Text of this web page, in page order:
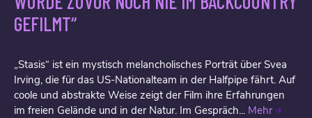
GEFILMT“
„Stasis“ ist ein mystisch melancholisches Porträt über Svea
Irving, die für das US-Nationalteam in der Halfpipe fährt. Auf
coole und abstrakte Weise zeigt der Film ihre Erfahrungen
im freien Gelände und in der Natur. Im Gespräch... Mehr